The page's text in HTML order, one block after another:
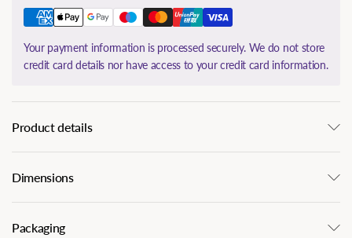
Your payment information is processed securely. We do not store
credit card details nor have access to your credit card information.
Product details
Dimensions
Packaging